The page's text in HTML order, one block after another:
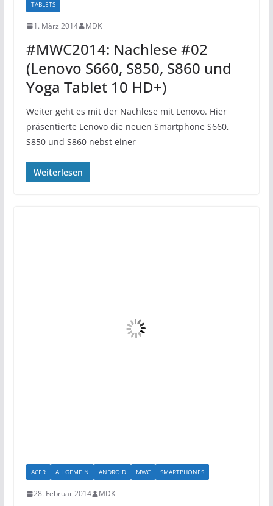
TABLETS
1. März 2014 MDK
#MWC2014: Nachlese #02
(Lenovo S660, S850, S860 und
Yoga Tablet 10 HD+)
Weiter geht es mit der Nachlese mit Lenovo. Hier
präsentierte Lenovo die neuen Smartphone S660,
S850 und S860 nebst einer
Weiterlesen
ACER ALLGEMEIN ANDROID MWC SMARTPHONES
28. Februar 2014 MDK